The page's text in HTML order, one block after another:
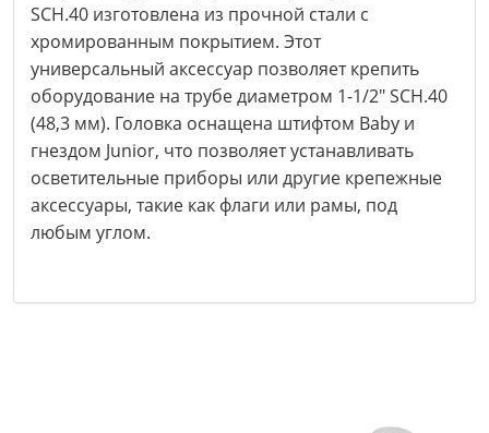
SCH.40 изготовлена из прочной стали с
хромированным покрытием. Этот
универсальный аксессуар позволяет крепить
оборудование на трубе диаметром 1-1/2" SCH.40
(48,3 мм). Головка оснащена штифтом Baby и
гнездом Junior, что позволяет устанавливать
осветительные приборы или другие крепежные
аксессуары, такие как флаги или рамы, под
любым углом.